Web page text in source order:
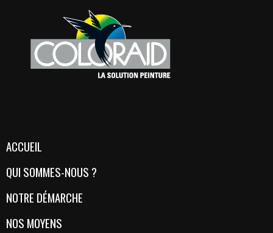
ACCUEIL
QUI SOMMES-NOUS ?
NOTRE DÉMARCHE
NOS MOYENS